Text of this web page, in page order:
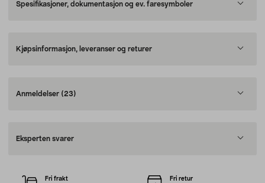
Spesifikasjoner, dokumentasjon og ev. faresymboler
Kjøpsinformasjon, leveranser og returer
Anmeldelser (23)
Eksperten svarer
Fri frakt Fri retur